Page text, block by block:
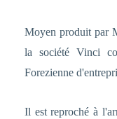
Moyen produit par
la société Vinci
Forezienne
Il est reproché à